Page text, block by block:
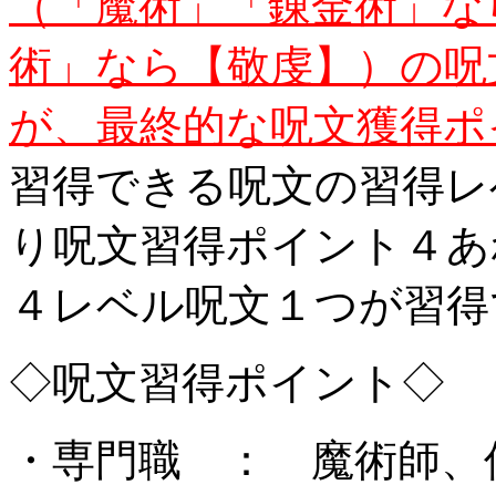
術」なら【敬虔】）の
が、最終的な呪文獲得
習得できる呪文の習得
り呪文習得ポイント４
４レベル呪文１つが習
◇呪文習得ポイント◇
・専門職 ： 魔術師、